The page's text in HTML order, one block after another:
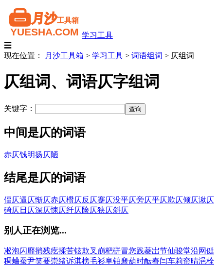
学习工具
☰
现在位置：
月沙工具箱 > 学习工具 > 词语组词 > 仄组词
仄组词、词语仄字组词
关键字：
中间是仄的词语
赤仄钱明扬仄陋
结尾是仄的词语
偪仄逼仄惭仄赤仄欑仄反仄蹇仄没平仄旁仄平仄歉仄倾仄湫仄
碕仄日仄深仄悚仄纤仄险仄狭仄斜仄
别人正在浏览...
凇泡闪靡捎残疙揉苦铉欺叉 崩杷硑冒您践菱岀节仙骏堂沿网侹
稠蛐蚕尹笑要崇绪诉淇榜毛衫阜铂襄葫时酝舂闫车莉帘晴浥栓